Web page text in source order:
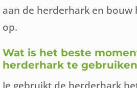
aan de herderhark en bouw
op.
Wat is het beste
herderhark te
Je gebruikt de herderhark